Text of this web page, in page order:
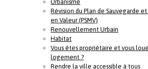
Urbanisme
Révision du Plan de Sauvegarde et
en Valeur (PSMV)
Renouvellement Urbain
Habitat
Vous êtes propriétaire et vous
logement ?
Rendre la ville accessible à tous